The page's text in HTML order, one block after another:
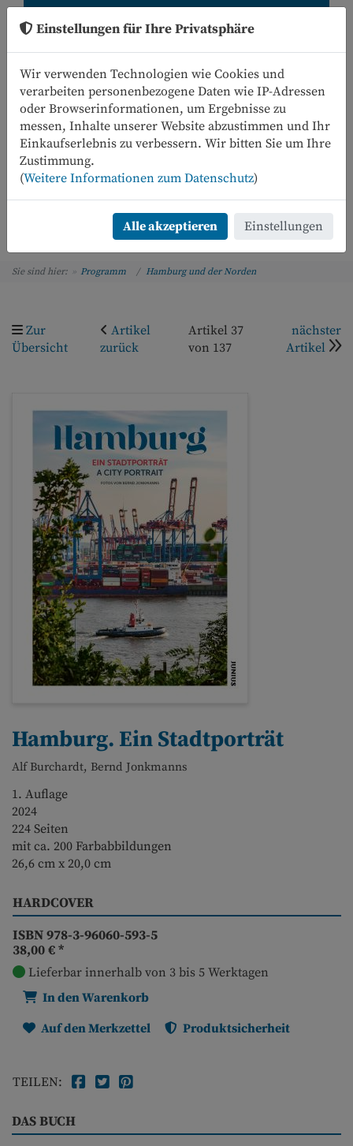
Einstellungen für Ihre Privatsphäre
Wir verwenden Technologien wie Cookies und
verarbeiten personenbezogene Daten wie IP-Adressen
oder Browserinformationen, um Ergebnisse zu
messen, Inhalte unserer Website abzustimmen und Ihr
Einkaufserlebnis zu verbessern. Wir bitten Sie um Ihre
Zustimmung.
(Weitere Informationen zum Datenschutz)
Alle akzeptieren Einstellungen
0
Menü
Sie sind hier: Programm Hamburg und der Norden
Zur
Übersicht
Artikel
zurück
Artikel 37
von 137
nächster
Artikel
Hamburg. Ein Stadtporträt
Alf Burchardt, Bernd Jonkmanns
1. Auflage
2024
224 Seiten
mit ca. 200 Farbabbildungen
26,6 cm x 20,0 cm
HARDCOVER
ISBN 978-3-96060-593-5
38,00 €*
Lieferbar innerhalb von 3 bis 5 Werktagen
In den Warenkorb
Auf den Merkzettel
Produktsicherheit
TEILEN:
DAS BUCH